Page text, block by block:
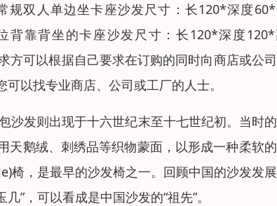
规双人单边坐卡座沙发尺寸：长120*深度
背靠背坐的卡座沙发尺寸：长120*深度
方可以根据自己要求在订购的同时向商店或公
以找专业商店、公司或工厂的人士。
沙发则出现于十六世纪末至十七世纪初。当时
天鹅绒、刺绣品等织物蒙面，以形成一种柔软
椅，是最早的沙发椅之一。回顾中国的沙发发
”，可以看成是中国沙发的“祖先”。